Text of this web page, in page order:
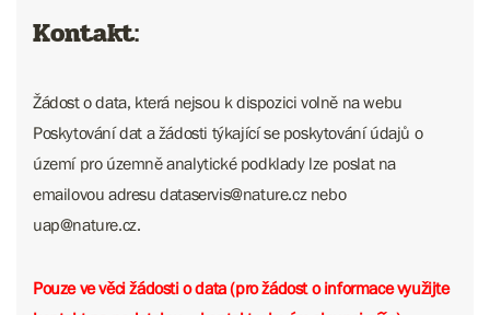
Kontakt:
Žádost o data, která nejsou k dispozici volně na webu
Poskytování dat a žádosti týkající se poskytování údajů o
území pro územně analytické podklady lze poslat na
emailovou adresu dataservis@nature.cz nebo ​​​​​​
uap@nature.cz.
Pouze ve věci žádosti o data (pro žádost o informace využijte